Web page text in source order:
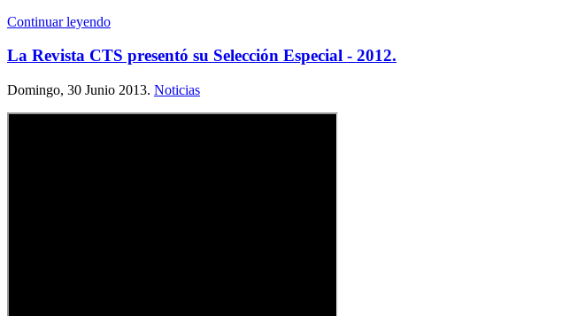
Continuar leyendo
La Revista CTS presentó su Selección Especial - 2012.
Domingo, 30 Junio 2013. Noticias